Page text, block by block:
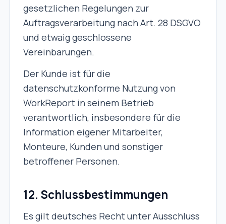
gesetzlichen Regelungen zur
Auftragsverarbeitung nach Art. 28 DSGVO
und etwaig geschlossene
Vereinbarungen.
Der Kunde ist für die
datenschutzkonforme Nutzung von
WorkReport in seinem Betrieb
verantwortlich, insbesondere für die
Information eigener Mitarbeiter,
Monteure, Kunden und sonstiger
betroffener Personen.
12. Schlussbestimmungen
Es gilt deutsches Recht unter Ausschluss